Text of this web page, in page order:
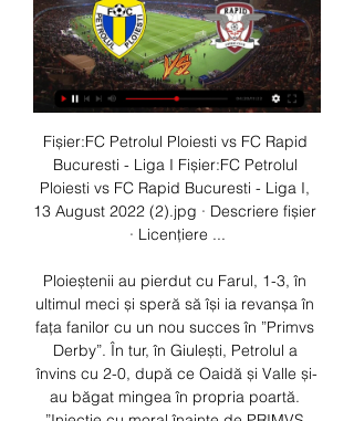
Fișier:FC Petrolul Ploiesti vs FC Rapid Bucuresti - Liga I Fișier:FC Petrolul Ploiesti vs FC Rapid Bucuresti - Liga I, 13 August 2022 (2).jpg · Descriere fișier · Licențiere ...

Ploieștenii au pierdut cu Farul, 1-3, în ultimul meci și speră să își ia revanșa în fața fanilor cu un nou succes în ”Primvs Derby”. În tur, în Giulești, Petrolul a învins cu 2-0, după ce Oaidă și Valle și-au băgat mingea în propria poartă. ”Injecție cu moral înainte de PRIMVS DERBY! Suporterii petroliști au venit la hotelul unde este cazată delegația clubului nostru și i-au aclamat și încurajat pe băieți pentru duelul de mâine cu Rapid, creând o atmosferă fantastică în centrul Ploieștiului! ”, au transmis ”Lupii Galbeni” pe Facebook. Galerie FotoVIDEO cu rezumatul Rapid - Petrolul Ploiești 0-2, meciul tur din SuperLigă:Petrolul Ploiești, gata să își vândă jucătoriiClaudiu Tudor (38 de ani), președintele grupării de pe Ilie Oană, a anunțat că Petrolul își vinde fotbaliștii pentru ”prețul corect”. Oficialul ploieștenilor a transmis că orice jucător poate pleca, dacă oferta va fi una pe placul conducerii. Valentin Țicu (23 ani) sau Seniko Doua (22 de ani) sunt doar două nume scoase în evidență de Claudiu Tudor. 

Program – FC Petrolul2023-12-19 17:30:2419/12/2023 U Craiova 1948 vs FC Petrolul Ploiești 17:30:2417:30Superliga2023-2024Stadion „Ion Oblemenco”, Craiova2023-12-15 20:00:2815/12/2023 FC Petrolul Ploiești vs FC Rapid 1923 20:00:2820:00Superliga2023-2024Stadion Ilie Oană2023-12-10 17:00:2810/12/2023 Farul Constanța vs FC Petrolul Ploiești 3 - 1Superliga2023-2024Stadion Viitorul, Ovidiu2023-12-07 17:00:1407/12/2023 FC Petrolul Ploiești vs Sepsi OSK Sfântu Gheorghe 2 - 2Cupa Romaniei2023-2024Stadion Ilie Oană2023-12-01 17:00:5301/12/2023 FC Voluntari vs FC Petrolul Ploiești 0 - 0Superliga2023-2024Stadion „Anghel Iordănescu”, Voluntari2023-11-24 20:30:0724/11/2023 FC Petrolul Ploiești vs FC Botoșani 2 - 1Superliga2023-2024Stadion Ilie Oană2023-11-11 14:00:5811/11/2023 FC Universitatea Cluj vs FC Petrolul Ploiești 0 - 0Superliga2023-2024Stadion Cluj Arena2023-11-04 16:45:5604/11/2023 Sepsi OSK Sfântu Gheorghe vs FC Petrolul Ploiești 0 - 0Superliga2023-2024Sepsi Arena2023-10-31 18:00:1731/10/2023 AFC Chindia Târgoviște vs FC Petrolul Ploiești 0 - 2Cupa Romaniei2023-2024Stadionul "Eugen Popescu", Târgoviște2023-10-28 20:30:2328/10/2023 FC Petrolul Ploiești vs FCSB 2 - 2Superliga2023-2024Stadion Ilie Oană2023-10-22 18:00:0122/10/2023 Universitatea Craiova vs FC Petrolul Ploiești 1 - 3Superliga2023-2024Stadion „Ion Oblemenco”, Craiova2023-10-07 14:00:2807/10/2023 FC Petrolul Ploiești vs UTA Arad 0 - 0Superliga2023-2024Stadion Ilie Oană2023-10-02 18:00:4302/10/2023 ACSM Politehnica Iași vs FC Petrolul Ploiești 0 - 0Superliga2023-2024Stadion „Emil Alexandrescu”, Iasi2023-09-27 14:00:1527/09/2023 ACS Progresul Pecica vs FC Petrolul Ploiești 1 - 2Cupa Romaniei2023-2024Progresul, Pecica2023-09-24 18:15:2524/09/2023 FC Petrolul Ploiești vs AFC Hermannstadt 0 - 0Superliga2023-2024Stadion Ilie Oană2023-09-18 21:30:3018/09/2023 FC CFR 1907 Cluj vs FC Petrolul Ploiești 1 - 0Superliga2023-2024Stadion Dr. 

Petrolul Ploiești vs Rapid Bucureşti în direct live 15 decem acum 3 ore — Biletele pentru meciul Rapid București se pot achiziționa online, de pe site-ul Entertix sau de la casele de bilete, până la startul ...

În cazul celui de-al doilea, inclusiv FCSB este pe urmele sale. ”Am spus-o și o spun mereu: cu siguranță vom vinde pentru prețul corect. Jucătorii sunt de vânzare. Inclusiv Messi e de vânzare, inclusiv Ronaldo a fost la vremea lui de vânzare. Toți jucătorii, pe prețul corect, pot fi vânduți, dar nu pentru că ai nevoie de bani. Când îți vine o ofertă bună și pentru club, și pentru jucător, nu ai cum să îl ții. Nu e normal să îl ții dacă este oferta, mă repet, corectă pentru club și pentru jucător. (n. 

Petrolul Ploiești vs Rapid Bucureşti în direct 2022 15 decem acum 13 ore — Petrolul Ploiești vs Rapid Bucureşti în direct 2022 15 decembrie 2023 dec. FC PETROLUL - RAPID. Ploiesti. Stadion Ilie Oana Ploiesti.

”Injecție cu moral”. Suporterii Petrolului, spectacol în centrul Ploieștiului, cu o zi înaintea derby-ului cu RapidSuperLiga: Petrolul - Rapid, vineri, 20:00, DGS 1 SuperLiga: Voluntari - FCU Craiova, vineri, 17:00, DGS 1 În următorul meci, ”Lupii Galbeni” o vor întâlni pe rivala Rapid. Meciul va avea loc pe 15 decembrie, de la ora 20:00 și va fi transmis în direct pe Digi Sport 1. Suporterii Petrolului Ploiești, spectacol total în centrul orașului”Primvs Derby” va putea fi urmărit în direct de către abonații RCS-RDS pe Digi Sport 1, aplicația Digi Sport și pe site-ul digisport. ro, pe teritoriul României. Cu o zi înaintea meciului cu Rapid, suporterii Petrolului s-au strâns în centrul orașului, unde și-au încurajat favoriții. 

Petrolul Ploiești vs Rapid Bucureşti în direct 2022 15 decem acum 12 ore — Petrolul Ploiești vs Rapid Bucureşti în direct 2022 15 decembrie 2023 National Arena, Bulevardul Basarabia 37-39, Bucuresti.

Fișier:FC Petrolul Ploiesti vs FC Rapid Bucuresti - Liga I, 13 August 2022 (2). jpg - WikipediaFișier Istoricul fișierului Utilizarea fișierului Utilizarea globală a fișierului Informații Apăsați pe Data și ora pentru a vedea versiunea trimisă atunci. Data și oraMiniaturăDimensiuniUtilizatorComentariu actuală14 august 2022 22:112. 111x1. 489 (980 KB)8Dodo8Uploaded own work with UploadWizard Următoarele pagini conțin această imagine: Următoarele alte proiecte wiki folosesc acest fișier: Utilizare la ja. 

”Injecție cu moral”. Suporterii Petrolului, spectacol în acum 20 de ore — FOTBAL:RAPID BUCURESTI-PETROLUL PLOIESTI, SUPERLIGA SUPERBET (14.12.2022) Poti actualiza setarile modulelor coookie direct din browser sau de ...

[LIVESTREAM TV<<<] Petrolul vs Rapid în direct 2022 acum 16 ore — [LIVESTREAM TV<<<] Petrolul vs Rapid în direct 2022 15.12.2023 Petrolul Ploiești versus Rapid București in the Liga I, on 13 August 2022.

Am simțit, în ultimele zile, freamătul din Ploiești, este clar că vom avea un stadion plin și vrem să câștigăm, atât pentru a ne face suporterii fericiți, cât și pentru a rămâne într-o luptă pe care vrem să o ducem până la capăt, pentru pozițiile fruntașe ale clasamentului”, a mărturisit Florin Pîrvu, în prefața pe care a făcut-o, în această după-amiază, confruntării de mâine seară. „Avem în față un joc foarte greu, dar pe care suntem pregătiți să-l abordăm la victorie. 

Suntem concentrați, i-am văzut pe băieți cu o determinare foarte mare la antrenamente și pregătiți să dea totul pe teren. Știm că suporterii noștri vor fi cel de-al 12-lea jucător, așa că avem toate premisele să ne prezentăm bine la partida de mâine seară”, a continuat tehnicianul „galben-albaștrilor”, cel care are vești bune și în ceea ce privește lotul de jucători. „Suntem cu lotul aproape complet, pentru că Omrani și-a revenit și s-a pregătit normal în aceste zile, după ce înaintea jocului cu Farul a acuzat o problemă medicală, iar Diomande a terminat cele două etape de suspendare și este, astfel, apt de joc. 

r. ați primit vreo ofertă, corectă și concretă, pentru vreun jucător? ) Discuții sunt foarte multe. Important este ca jucătorii să joace bine aceste două etape și dacă va fi ceva să se concretizeze, clubul este deschis pentru orice jucător, pentru că ăsta e cursul fotbalului. Este posibil orice în iarnă pentru prețul corect. Atât pentru Țicu, pentru Seniko, cât și pentru ceilalți jucători. Pentru prețul corect vor pleca. Dar nu vom vinde pe nimic, 100%”, a declarat Claudiu Tudor pentru iamsport. ro. 

Rămâne, în continuare, în afara lotului Petrovic, el a încercat să se antreneze iari, dar a simțit dureri, așa că nu ne vom putea baza pe el pentru acest meci”, a mai spus Pîrvu. La rândul său, „căpitanul” Petrolului, Vali Țicu, știe foarte bine ce înseamnă un meci contra Rapidului, așa încât și mesajul lui a fost unul cât se poate de direct. „Știm ce meci ne asteapta și ce atmosferă o să fie pe stadion! Cred că am reușit să-i facem pe toti cei din vestiar să înțeleagă ce înseamnă această confruntare și, zic eu, suntem pregătiți să înfruntăm Rapidul. Am demonstrat că-i putem bate, suntem încrezători în forțele noastra și vom juca doar la victorie”, a spus Țicu. 

Petrolul Ploiești vs Rapid Bucureşti în direct live 15.12.20 acum 16 ore — În prezent, Petrolul Ploiești Rank -, în timp ce Rapid București FC Petrolul Ploiesti Biletele pentru meciul Rapid București se ...

FC Petrolul Ploiesti Biletele pentru meciul Rapid București se pot achiziționa online, de pe site-ul Entertix sau de la casele de bilete, până la startul meciului!

FC Petrolul – Rapid București/„Primvs Derby” la final de an – FC PetrolulTragem cortina peste meciurile disputate în 2023 pe „Ilie Oană” cu o reprezentație de gală: FC Petrolul – Rapid, vineri, ora 20. 00. „Primvs Derby” la final de an! Ce duel vom avea, mâine seară, pe „Ilie Oană”, în ultima apariție a „lupilor”, pe teren propriu, în 2023! „Este un meci așteptat cu mare interes de toată lumea și știm foarte bine lucrul acesta. 

Scoruri live Rapid București, rezultate și program meciuri, Petrolul - Rapid București live | Fotbal, RomâniaAJUTOR: Sunteți pe pagina de scoruri ale echipei Rapid București din secțiunea Fotbal/România. Pe Flashscore. ro găsiți rezultatele finale și parțiale ale echipei Rapid București, clasamente și detalii meciuri (marcatori, cartonașe roșii, comparare cote). Pe lângă rezultatele echipei Rapid București puteți urmări peste 1000 de competiții de fotbal din mai mult de 90 de țări din toată lumea pe Flashscore. 

Petrolul Ploiești vs Rapid București În Direct Petrolul Ploiești vs Rapid București live începe pe 16/12/2023 la 16:00 utc time în Liga 1. În prezent, Petrolul Ploiești Rank -, în timp ce Rapid București ...

Petrolul Ploiesti vs Rapid Bucuresti H2H 15 dec 2023 Petrolul Ploiesti - Rapid Bucuresti H2H. Head to head statistics and prediction, goals, past matches, actual form for Liga I. Compare teams statistics.

Petrolul vs Rapid în direct 2022 15 decembrie 2023